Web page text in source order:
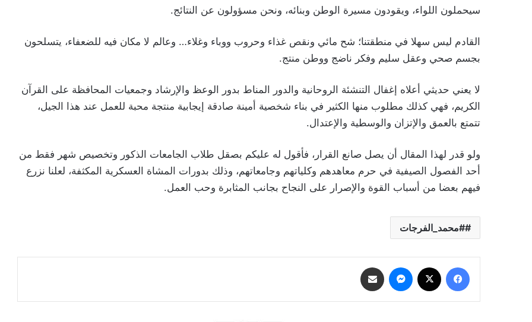
سيحملون اللواء، ويقودون مسيرة الوطن وبنائه، ونحن مسؤولون عن النتائج.
القادم ليس سهلا في منطقتنا؛ شح مائي ونقص غذاء وحروب ووباء وغلاء… وعالم لا مكان فيه للضعفاء، يتسلحون
بجسم صحي وعقل سليم وفكر ناضج ووطن منتج.
لا يعني حديثي أعلاه إغفال التنشئة الروحانية والدور المناط بدور الوعظ والإرشاد وجمعيات المحافظة على القرآن
الكريم، فهي كذلك مطلوب منها الكثير في بناء شخصية أمينة صادقة إيجابية منتجة محبة للعمل عند هذا الجيل،
تتمتع بالعمق والإتزان والوسطية والإعتدال.
ولو قدر لهذا المقال أن يصل صانع القرار، فأقول له عليكم بصقل طلاب الجامعات الذكور وتخصيص شهر فقط من
أحد الفصول الصيفية في حرم معاهدهم وكلياتهم وجامعاتهم، وذلك بدورات المشاة العسكرية المكثفة، لعلنا نزرع
فيهم بعضا من أسباب القوة والإصرار على النجاح بجانب المثابرة وحب العمل.
#محمد_الفرجات
فيسبوك ماسنجر